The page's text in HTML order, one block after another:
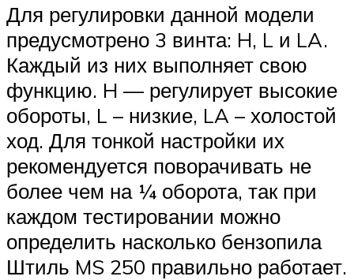
Для регулировки данной модели
предусмотрено 3 винта: H, L и LA.
Каждый из них выполняет свою
функцию. H — регулирует высокие
обороты, L – низкие, LA – холостой
ход. Для тонкой настройки их
рекомендуется поворачивать не
более чем на ¼ оборота, так при
каждом тестировании можно
определить насколько бензопила
Штиль MS 250 правильно работает.